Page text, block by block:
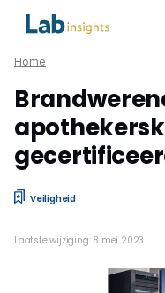
Home
Veiligheid
Laatste wijziging: 8 mei 2023